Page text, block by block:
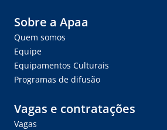
Sobre a Apaa
Quem somos
Equipe
Equipamentos Culturais
Programas de difusão
Vagas e contratações
Vagas